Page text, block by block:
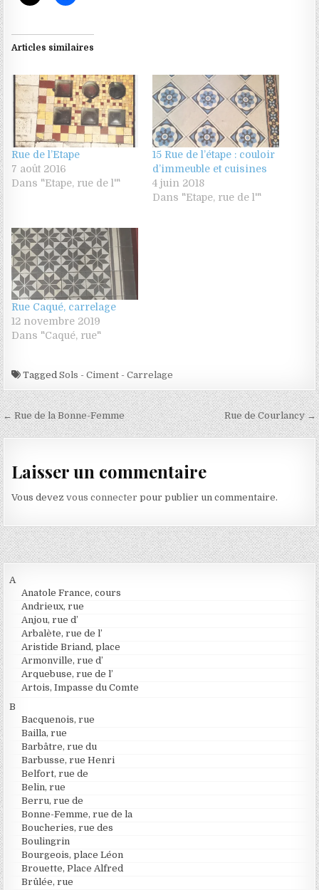
Articles similaires
Rue de l’Etape
7 août 2016
Dans "Etape, rue de l'"
15 Rue de l’étape : couloir
d’immeuble et cuisines
4 juin 2018
Dans "Etape, rue de l'"
Rue Caqué, carrelage
12 novembre 2019
Dans "Caqué, rue"
TaggedSols - Ciment - Carrelage
Navigation de l’article Rue de Courlancy →
← Rue de la Bonne-Femme
Laisser un commentaire
Vous devezvous connecter pour publier un commentaire.
A
Anatole France, cours
Andrieux, rue
Anjou, rue d’
Arbalète, rue de l’
Aristide Briand, place
Armonville, rue d’
Arquebuse, rue de l’
Artois, Impasse du Comte
B
Bacquenois, rue
Bailla, rue
Barbâtre, rue du
Barbusse, rue Henri
Belfort, rue de
Belin, rue
Berru, rue de
Bonne-Femme, rue de la
Boucheries, rue des
Boulingrin
Bourgeois, place Léon
Brouette, Place Alfred
Brûlée, rue